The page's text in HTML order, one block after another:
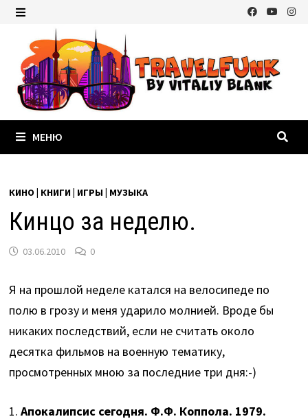
Перейти
содержимому
МЕНЮ
КИНО | КНИГИ | ИГРЫ | МУЗЫКА
Кинцо за неделю.
03.06.2010 0
Я на прошлой неделе катался на велосипеде по
полю в грозу и меня ударило молнией. Вроде бы
никаких последствий, если не считать около
десятка фильмов на военную тематику,
просмотренных мною за последние три дня:-)
1.Апокалипсис сегодня. Ф.Ф. Коппола. 1979.